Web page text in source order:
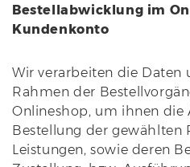
Bestellabwicklung im
Kundenkonto
Wir verarbeiten die Daten
Rahmen der
Onlineshop, um ihnen die
Bestellung der gewählten
Leistungen, sowie deren